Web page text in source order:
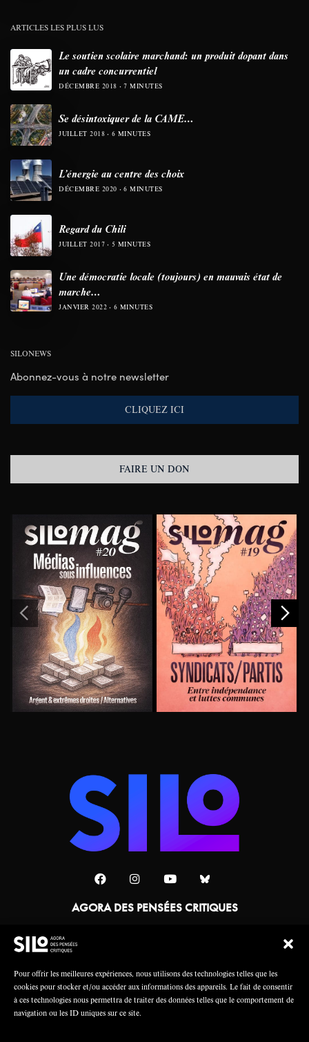
Pour offrir les meilleures expériences, nous utilisons des technologies telles que les
cookies pour stocker et/ou accéder aux informations des appareils. Le fait de consentir
à ces technologies nous permettra de traiter des données telles que le comportement de
navigation ou les ID uniques sur ce site.
ARTICLES LES PLUS LUS
Le soutien scolaire marchand: un produit dopant dans
un cadre concurrentiel
DÉCEMBRE 2018 7 MINUTES
Se désintoxiquer de la CAME…
JUILLET 2018 6 MINUTES
L’énergie au centre des choix
DÉCEMBRE 2020 6 MINUTES
Regard du Chili
JUILLET 2017 5 MINUTES
Une démocratie locale (toujours) en mauvais état de
marche…
JANVIER 2022 6 MINUTES
SILONEWS
Abonnez-vous à notre newsletter
CLIQUEZ ICI
FAIRE UN DON
AGORA DES PENSÉES CRITIQUES